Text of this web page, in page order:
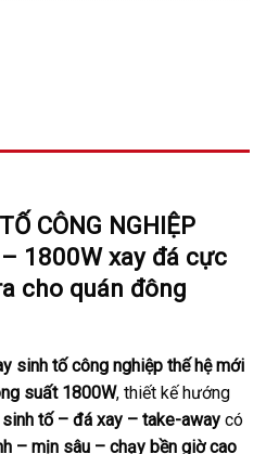
CÔNG NGHIỆP
1800W xay đá cực
cho quán đông
sinh tố công nghiệp thế hệ mới
suất 1800W, thiết kế hướng
tố – đá xay – take-away có
– mịn sâu – chạy bền giờ cao